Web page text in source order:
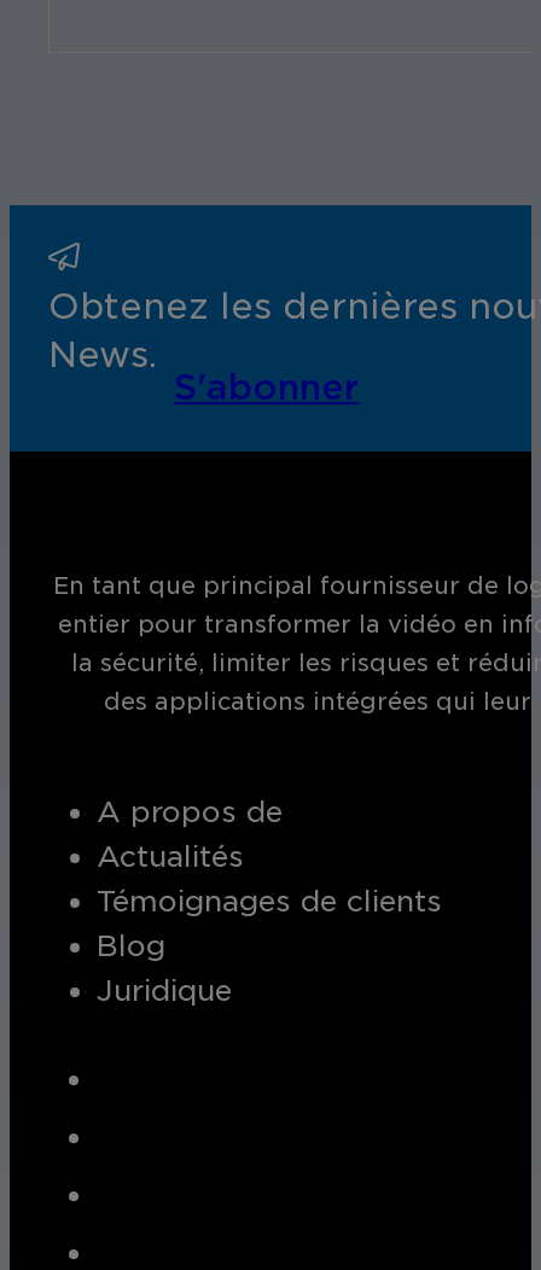
Obtenez les dernières
News.
S'abonner
En tant que principal fournisseur de
entier pour transformer la vidéo en
la sécurité, limiter les risques et
des applications intégrées qui
A propos de
Actualités
Témoignages de clients
Blog
Juridique